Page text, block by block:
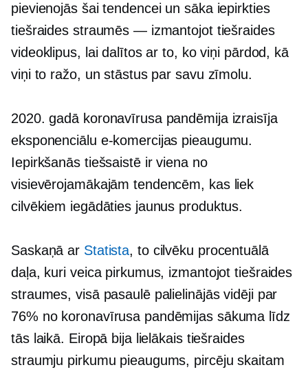
pievienojās šai tendencei un sāka iepirkties
tiešraides straumēs — izmantojot tiešraides
videoklipus, lai dalītos ar to, ko viņi pārdod, kā
viņi to ražo, un stāstus par savu zīmolu.
2020. gadā koronavīrusa pandēmija izraisīja
eksponenciālu e-komercijas pieaugumu.
Iepirkšanās tiešsaistē ir viena no
visievērojamākajām tendencēm, kas liek
cilvēkiem iegādāties jaunus produktus.
Saskaņā ar Statista, to cilvēku procentuālā
daļa, kuri veica pirkumus, izmantojot tiešraides
straumes, visā pasaulē palielinājās vidēji par
76% no koronavīrusa pandēmijas sākuma līdz
tās laikā. Eiropā bija lielākais tiešraides
straumju pirkumu pieaugums, pircēju skaitam